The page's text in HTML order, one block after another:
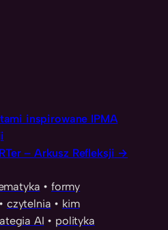
inspirowane IPMA
– Arkusz Refleksji
• formy
• czytelnia • kim
AI • polityka